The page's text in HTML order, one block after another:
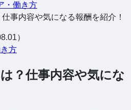
・働き方
事内容や気になる報酬を紹介！
）
方
？仕事内容や気にな